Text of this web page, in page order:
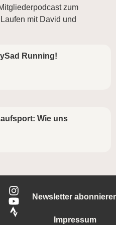
zum
mit David und
Running!
Wie uns
Newsletter
Impressum